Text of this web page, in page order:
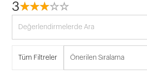
3☆☆☆☆☆
★★★★★
Tüm Filtreler Önerilen Sıralama